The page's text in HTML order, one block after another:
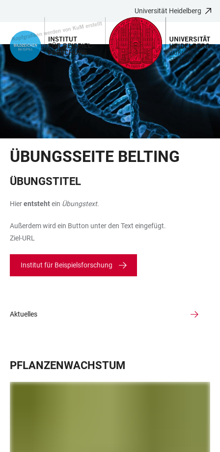
ZUR
BARRIEREFREIHEIT
Universität Heidelberg
ÜBUNGSSEITE BELTING
ÜBUNGSTITEL
Hierentstehtein Übungstext.
Außerdem wird ein Button unter den Text eingefügt.
Ziel-URL
Institut für Beispielsforschung
Aktuelles
PFLANZENWACHSTUM